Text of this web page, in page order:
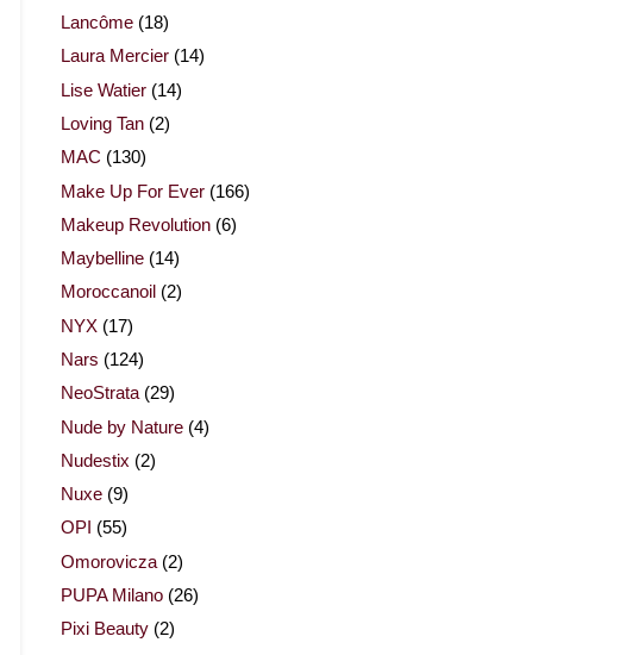
Lancôme (18)
Laura Mercier (14)
Lise Watier (14)
Loving Tan (2)
MAC (130)
Make Up For Ever (166)
Makeup Revolution (6)
Maybelline (14)
Moroccanoil (2)
NYX (17)
Nars (124)
NeoStrata (29)
Nude by Nature (4)
Nudestix (2)
Nuxe (9)
OPI (55)
Omorovicza (2)
PUPA Milano (26)
Pixi Beauty (2)